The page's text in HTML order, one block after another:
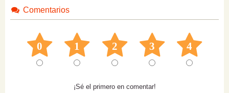
Comentarios
0 1 2 3 4
¡Sé el primero en comentar!